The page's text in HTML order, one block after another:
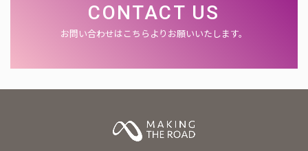
CONTACT US
お問い合わせはこちらよりお願いいたします。